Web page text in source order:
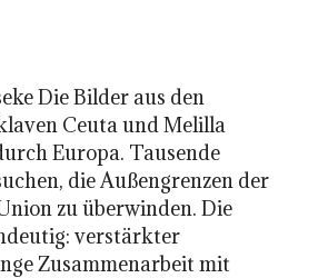
Die Bilder aus den
Ceuta und Melilla
Europa. Tausende
die Außengrenzen der
zu überwinden. Die
verstärkter
Zusammenarbeit mit